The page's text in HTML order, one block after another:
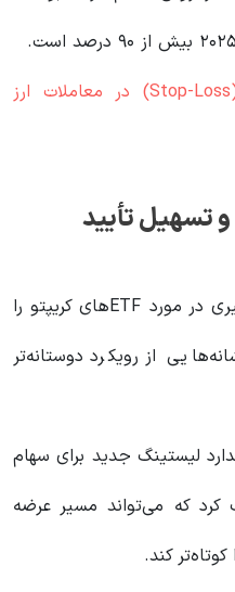
حد ضرر (Stop-Loss) در معاملات ارز
سیاست‌های جدید SEC و تسهیل تأیید
SEC تاکنون چندین بار تصمیم‌گیری در مورد ETFهای کریپتو را
از رویکرد دوستانه‌تر
یک استاندارد لیستینگ جدید برای سهام
کرد که می‌تواند مسیر عرضه